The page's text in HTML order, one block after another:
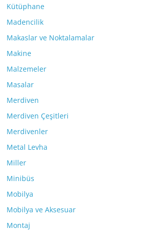
Kütüphane
Madencilik
Makaslar ve Noktalamalar
Makine
Malzemeler
Masalar
Merdiven
Merdiven Çeşitleri
Merdivenler
Metal Levha
Miller
Minibüs
Mobilya
Mobilya ve Aksesuar
Montaj